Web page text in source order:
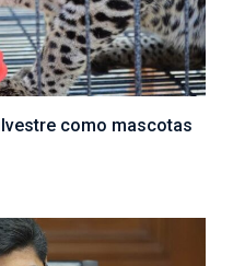
como mascotas